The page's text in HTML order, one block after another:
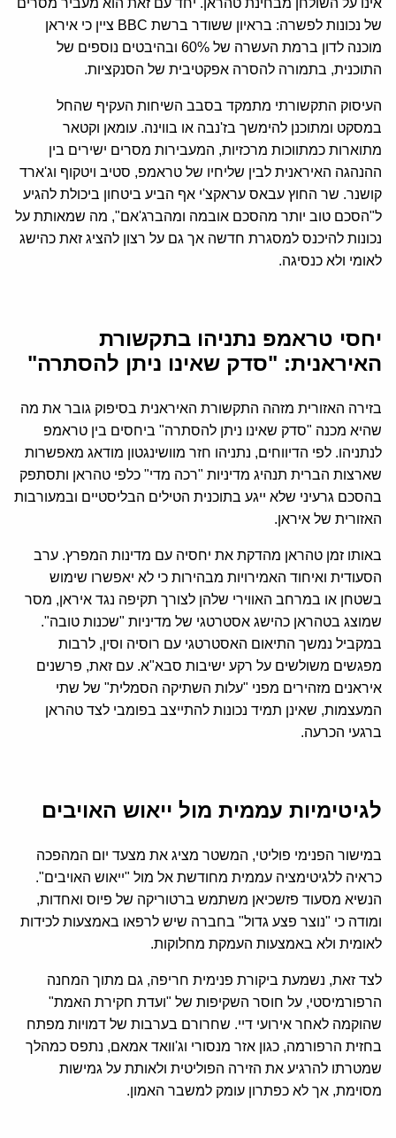
אינו על השולחן מבחינת טהראן. יחד עם זאת הוא מעביר מסרים
של נכונות לפשרה: בראיון ששודר ברשת BBC ציין כי איראן
מוכנה לדון ברמת העשרה של 60% ובהיבטים נוספים של
התוכנית, בתמורה להסרה אפקטיבית של הסנקציות.
העיסוק התקשורתי מתמקד בסבב השיחות העקיף שהחל
במסקט ומתוכנן להימשך בז'נבה או בווינה. עומאן וקטאר
מתוארות כמתווכות מרכזיות, המעבירות מסרים ישירים בין
ההנהגה האיראנית לבין שליחיו של טראמפ, סטיב ויטקוף וג'ארד
קושנר. שר החוץ עבאס עראקצ'י אף הביע ביטחון ביכולת להגיע
ל"הסכם טוב יותר מהסכם אובמה ומהברג'אם", מה שמאותת על
נכונות להיכנס למסגרת חדשה אך גם על רצון להציג זאת כהישג
לאומי ולא כנסיגה.
יחסי טראמפ נתניהו בתקשורת
האיראנית: "סדק שאינו ניתן להסתרה"
בזירה האזורית מזהה התקשורת האיראנית בסיפוק גובר את מה
שהיא מכנה "סדק שאינו ניתן להסתרה" ביחסים בין טראמפ
לנתניהו. לפי הדיווחים, נתניהו חזר מוושינגטון מודאג מאפשרות
שארצות הברית תנהיג מדיניות "רכה מדי" כלפי טהראן ותסתפק
בהסכם גרעיני שלא ייגע בתוכנית הטילים הבליסטיים ובמעורבות
האזורית של איראן.
באותו זמן טהראן מהדקת את יחסיה עם מדינות המפרץ. ערב
הסעודית ואיחוד האמירויות מבהירות כי לא יאפשרו שימוש
בשטחן או במרחב האווירי שלהן לצורך תקיפה נגד איראן, מסר
שמוצג בטהראן כהישג אסטרטגי של מדיניות "שכנות טובה".
במקביל נמשך התיאום האסטרטגי עם רוסיה וסין, לרבות
מפגשים משולשים על רקע ישיבות סבא"א. עם זאת, פרשנים
איראנים מזהירים מפני "עלות השתיקה הסמלית" של שתי
המעצמות, שאינן תמיד נכונות להתייצב בפומבי לצד טהראן
ברגעי הכרעה.
לגיטימיות עממית מול ייאוש האויבים
במישור הפנימי פוליטי, המשטר מציג את מצעד יום המהפכה
כראיה ללגיטימציה עממית מחודשת אל מול "ייאוש האויבים".
הנשיא מסעוד פזשכיאן משתמש ברטוריקה של פיוס ואחדות,
ומודה כי "נוצר פצע גדול" בחברה שיש לרפאו באמצעות לכידות
לאומית ולא באמצעות העמקת מחלוקות.
לצד זאת, נשמעת ביקורת פנימית חריפה, גם מתוך המחנה
הרפורמיסטי, על חוסר השקיפות של "ועדת חקירת האמת"
שהוקמה לאחר אירועי דיי. שחרורם בערבות של דמויות מפתח
בחזית הרפורמה, כגון אזר מנסורי וג'וואד אמאם, נתפס כמהלך
שמטרתו להרגיע את הזירה הפוליטית ולאותת על גמישות
מסוימת, אך לא כפתרון עומק למשבר האמון.